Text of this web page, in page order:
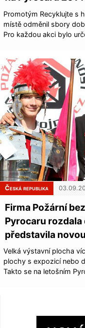
Promotým Recyklujte s
místě odměnil sbory
Pro každou akci bylo
Česká republika
Firma Požární
Pyrocaru
představila
Velká výstavní plocha
plochy s expozicí nebo
Takto se na letošním